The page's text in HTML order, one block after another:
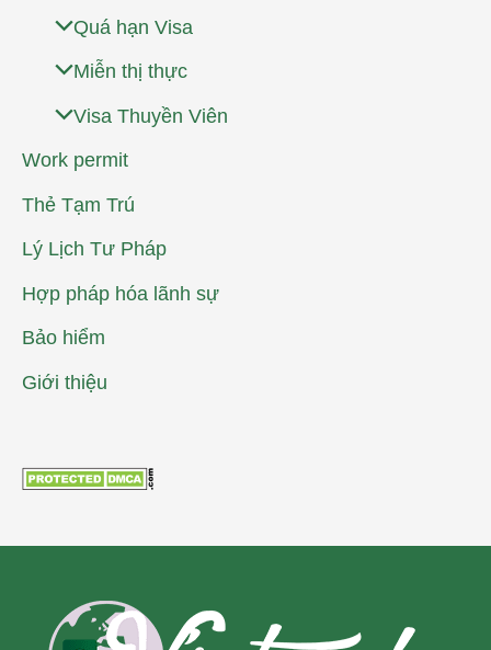
Quá hạn Visa
Miễn thị thực
Visa Thuyền Viên
Work permit
Thẻ Tạm Trú
Lý Lịch Tư Pháp
Hợp pháp hóa lãnh sự
Bảo hiểm
Giới thiệu